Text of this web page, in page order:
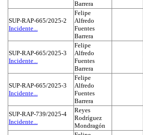
Barrera
SUP-RAP-665/2025-2
Incidente...
Felipe
Alfredo
Fuentes
Barrera
SUP-RAP-665/2025-3
Incidente...
Felipe
Alfredo
Fuentes
Barrera
SUP-RAP-665/2025-3
Incidente...
Felipe
Alfredo
Fuentes
Barrera
SUP-RAP-739/2025-4
Incidente...
Reyes
Rodríguez
Mondragón